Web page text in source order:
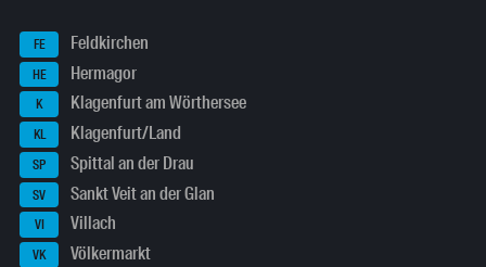
FE Feldkirchen
HE Hermagor
K Klagenfurt am Wörthersee
KL Klagenfurt/Land
SP Spittal an der Drau
SV Sankt Veit an der Glan
VI Villach
VK Völkermarkt